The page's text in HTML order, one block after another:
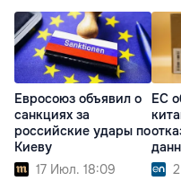
Евросоюз объявил о
санкциях за
российские удары по
Киеву
17 Июл. 18:09
ЕС